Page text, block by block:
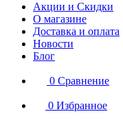
Акции и Скидки
О магазине
Доставка и оплата
Новости
Блог
0 Сравнение
0 Избранное